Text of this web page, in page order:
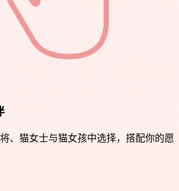
、猫女士与猫女孩中选择，搭配你的愿